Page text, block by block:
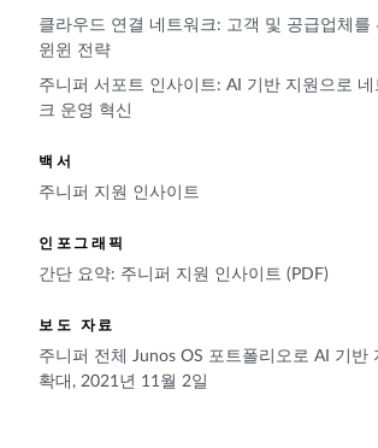
클라우드 연결 네트워크: 고객 및 공급업체를
윈윈 전략
주니퍼 서포트 인사이트: AI 기반 지원으로 네
크 운영 혁신
백서
주니퍼 지원 인사이트
인포그래픽
간단 요약: 주니퍼 지원 인사이트 (PDF)
보도 자료
주니퍼 전체 Junos OS 포트폴리오로 AI 기반
확대, 2021년 11월 2일